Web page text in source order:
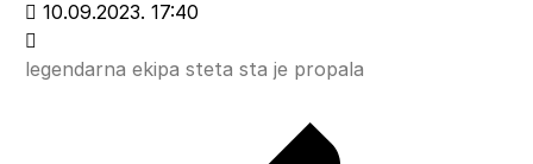
10.09.2023. 17:40
legendarna ekipa steta sta je propala